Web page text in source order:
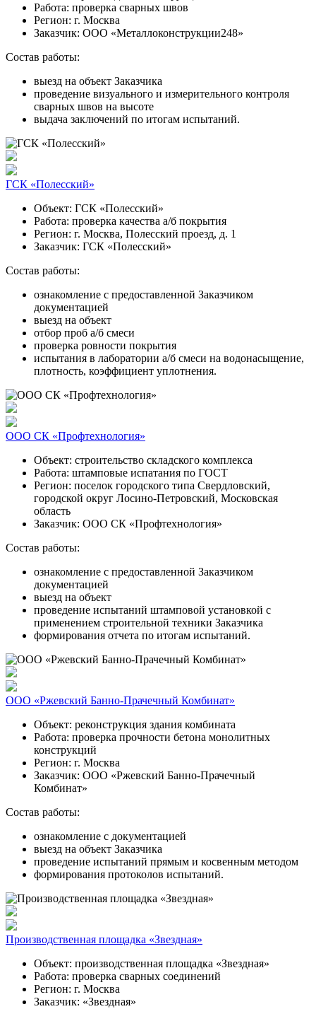
Работа: проверка сварных швов
Регион: г. Москва
Заказчик: ООО «Металлоконструкции248»
Состав работы:
выезд на объект Заказчика
проведение визуального и измерительного контроля
сварных швов на высоте
выдача заключений по итогам испытаний.
ГСК «Полесский»
Объект: ГСК «Полесский»
Работа: проверка качества а/б покрытия
Регион: г. Москва, Полесский проезд, д. 1
Заказчик: ГСК «Полесский»
Состав работы:
ознакомление с предоставленной Заказчиком
документацией
выезд на объект
отбор проб а/б смеси
проверка ровности покрытия
испытания в лаборатории а/б смеси на водонасыщение,
плотность, коэффициент уплотнения.
ООО СК «Профтехнология»
Объект: строительство складского комплекса
Работа: штамповые испатания по ГОСТ
Регион: поселок городского типа Свердловский,
городской округ Лосино-Петровский, Московская
область
Заказчик: ООО СК «Профтехнология»
Состав работы:
ознакомление с предоставленной Заказчиком
документацией
выезд на объект
проведение испытаний штамповой установкой с
применением строительной техники Заказчика
формирования отчета по итогам испытаний.
ООО «Ржевский Банно-Прачечный Комбинат»
Объект: реконструкция здания комбината
Работа: проверка прочности бетона монолитных
конструкций
Регион: г. Москва
Заказчик: ООО «Ржевский Банно-Прачечный
Комбинат»
Состав работы:
ознакомление с документацией
выезд на объект Заказчика
проведение испытаний прямым и косвенным методом
формирования протоколов испытаний.
Производственная площадка «Звездная»
Объект: производственная площадка «Звездная»
Работа: проверка сварных соединений
Регион: г. Москва
Заказчик: «Звездная»